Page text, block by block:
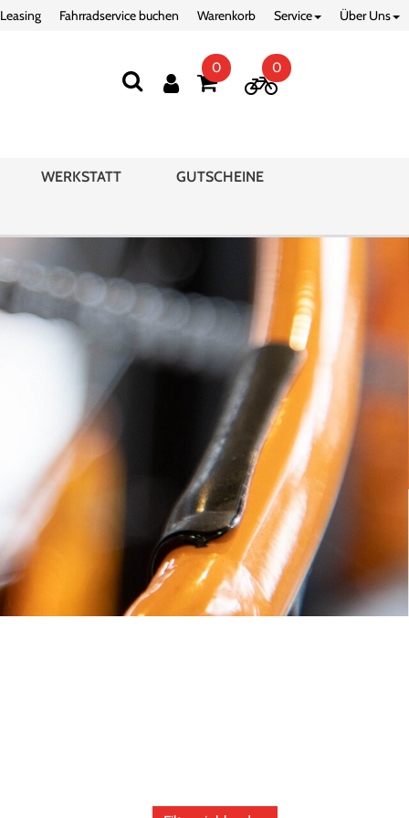
Fahrradservice buchen Warenkorb Service Über Uns
0 0
WERKSTATT GUTSCHEINE